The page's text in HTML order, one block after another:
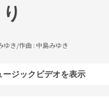
ゆき/作曲 : 中島みゆき
ージックビデオを表示